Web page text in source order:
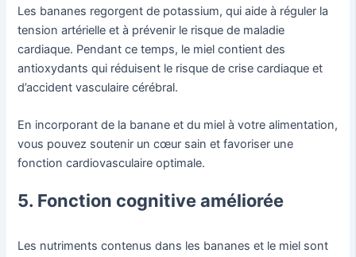
Les bananes regorgent de potassium, qui aide à réguler la
tension artérielle et à prévenir le risque de maladie
cardiaque. Pendant ce temps, le miel contient des
antioxydants qui réduisent le risque de crise cardiaque et
d’accident vasculaire cérébral.
En incorporant de la banane et du miel à votre alimentation,
vous pouvez soutenir un cœur sain et favoriser une
fonction cardiovasculaire optimale.
5. Fonction cognitive améliorée
Les nutriments contenus dans les bananes et le miel sont